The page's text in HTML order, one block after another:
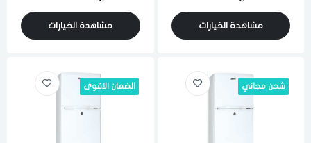
مشاهدة الخيارات مشاهدة الخيارات
شحن مجاني الضمان الاقوى